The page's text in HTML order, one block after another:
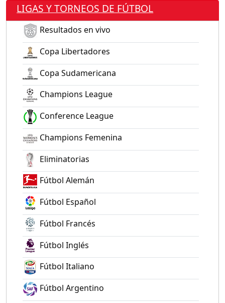
LIGAS Y TORNEOS DE FÚTBOL
Resultados en vivo
Copa Libertadores
Copa Sudamericana
Champions League
Conference League
Champions Femenina
Eliminatorias
Fútbol Alemán
Fútbol Español
Fútbol Francés
Fútbol Inglés
Fútbol Italiano
Fútbol Argentino